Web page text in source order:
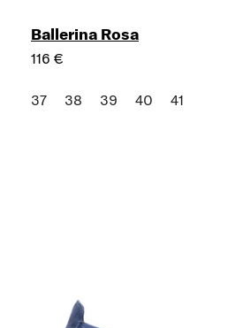
Ballerina Rosa
116 €
37 38 39 40 41